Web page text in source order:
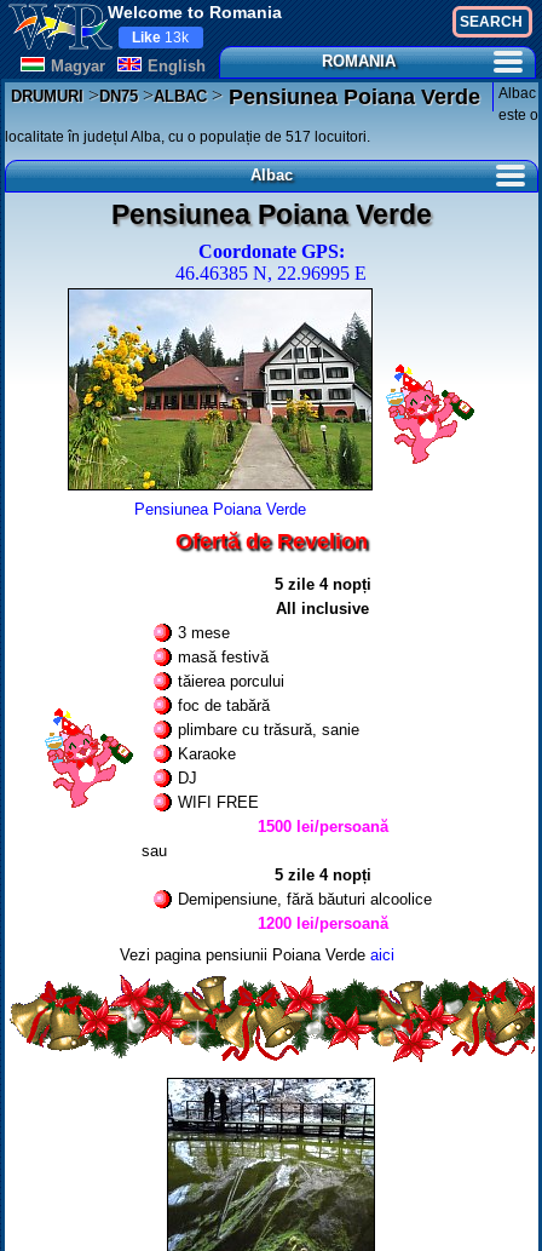
Welcome to Romania
Magyar English
Like 13k
ROMANIA
DRUMURI>DN75>ALBAC>Pensiunea Poiana Verde
Albac
este o
localitate în județul Alba, cu o populație de 517 locuitori.
Albac
Pensiunea Poiana Verde
Coordonate GPS:
46.46385 N, 22.96995 E
Pensiunea Poiana Verde
Ofertă de Revelion
5 zile 4 nopți
All inclusive
3 mese
masă festivă
tăierea porcului
foc de tabără
plimbare cu trăsură, sanie
Karaoke
DJ
WIFI FREE
1500 lei/persoană
sau
5 zile 4 nopți
Demipensiune, fără băuturi alcoolice
1200 lei/persoană
Vezi pagina pensiunii Poiana Verde aici